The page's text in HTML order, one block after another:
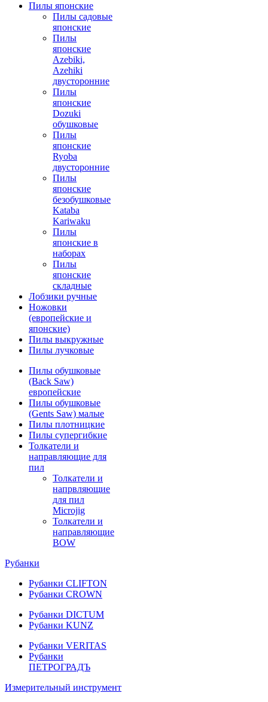
Пилы японские
Пилы садовые
японские
Пилы
японские
Azebiki,
Azehiki
двусторонние
Пилы
японские
Dozuki
обушковые
Пилы
японские
Ryoba
двусторонние
Пилы
японские
безобушковые
Kataba
Kariwaku
Пилы
японские в
наборах
Пилы
японские
складные
Лобзики ручные
Ножовки
(европейские и
японские)
Пилы выкружные
Пилы лучковые
Пилы обушковые
(Back Saw)
европейские
Пилы обушковые
(Gents Saw) малые
Пилы плотницкие
Пилы супергибкие
Толкатели и
направляющие для
пил
Толкатели и
напрвляющие
для пил
Microjig
Толкатели и
направляющие
BOW
Рубанки
Рубанки CLIFTON
Рубанки CROWN
Рубанки DICTUM
Рубанки KUNZ
Рубанки VERITAS
Рубанки
ПЕТРОГРАДЪ
Измерительный инструмент